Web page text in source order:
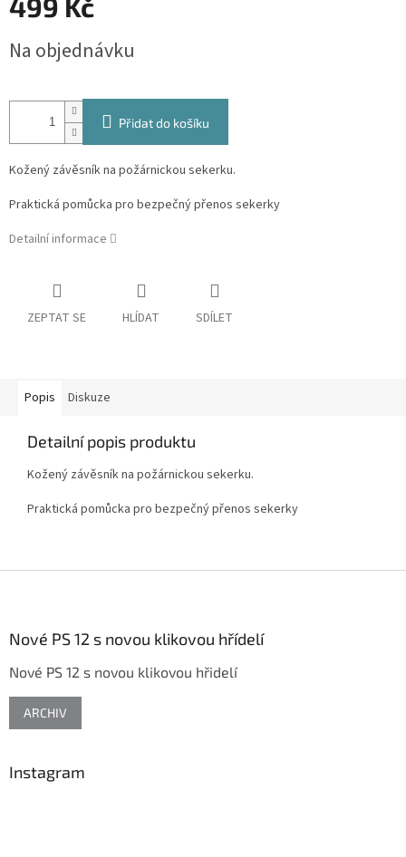
499 Kč
cena:
Na objednávku
Přidat do košíku
Kožený závěsník na požárnickou sekerku.
Praktická pomůcka pro bezpečný přenos sekerky
Detailní informace
ZEPTAT SE HLÍDAT SDÍLET
Popis Diskuze
Detailní popis produktu
Kožený závěsník na požárnickou sekerku.
Praktická pomůcka pro bezpečný přenos sekerky
Nové PS 12 s novou klikovou hřídelí
Nové PS 12 s novou klikovou hřidelí
ARCHIV
Instagram